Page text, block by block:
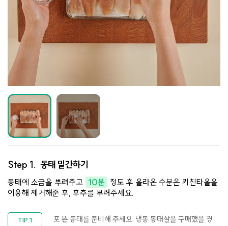
Step 1. 동태 밑간하기
동태에 소금을 뿌려주고 10분 정도 후 올라온 수분은 키친타올을
이용해 제거해준 후, 후추를 뿌려주세요.
포 뜬 동태를 준비해 주세요. 냉동 동태살을 구매했을 경